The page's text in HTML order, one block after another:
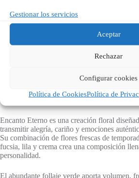
Gestionar los servicios
Aceptar
Rechazar
Configurar cookies
Política de CookiesPolítica de
Descripción
Encanto Eterno es una creación floral
transmitir alegría, cariño y emociones
Su combinación de flores frescas de
fucsia, lila y crema crea una composición
personalidad.
El abundante follaje verde aporta volumen,